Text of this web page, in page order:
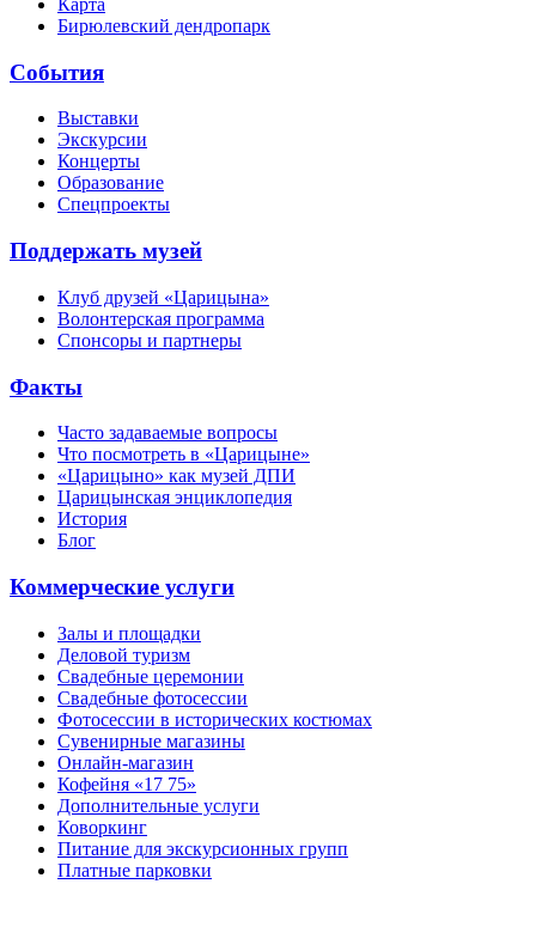
Карта
Бирюлевский дендропарк
События
Выставки
Экскурсии
Концерты
Образование
Спецпроекты
Поддержать музей
Клуб друзей «Царицына»
Волонтерская программа
Спонсоры и партнеры
Факты
Часто задаваемые вопросы
Что посмотреть в «Царицыне»
«Царицыно» как музей ДПИ
Царицынская энциклопедия
История
Блог
Коммерческие услуги
Залы и площадки
Деловой туризм
Свадебные церемонии
Свадебные фотосессии
Фотосессии в исторических костюмах
Сувенирные магазины
Онлайн-магазин
Кофейня «17 75»
Дополнительные услуги
Коворкинг
Питание для экскурсионных групп
Платные парковки